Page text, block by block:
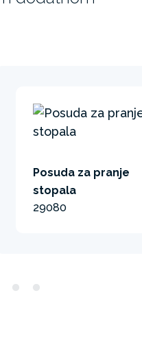
Posuda za pranje
stopala
29080